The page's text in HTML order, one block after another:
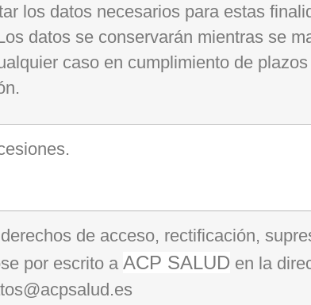
los datos necesarios para estas
datos se conservarán mientras se
caso en cumplimiento de
de acceso, rectificación,
por escrito a ACP SALUD en la